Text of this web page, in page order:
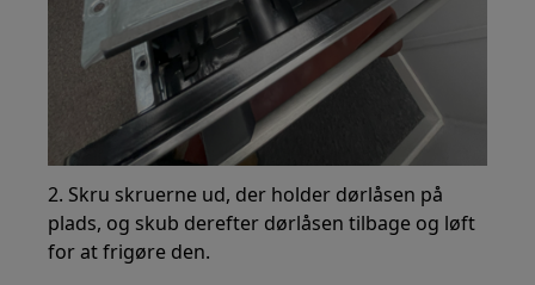
2. Skru skruerne ud, der holder dørlåsen på
plads, og skub derefter dørlåsen tilbage og løft
for at frigøre den.